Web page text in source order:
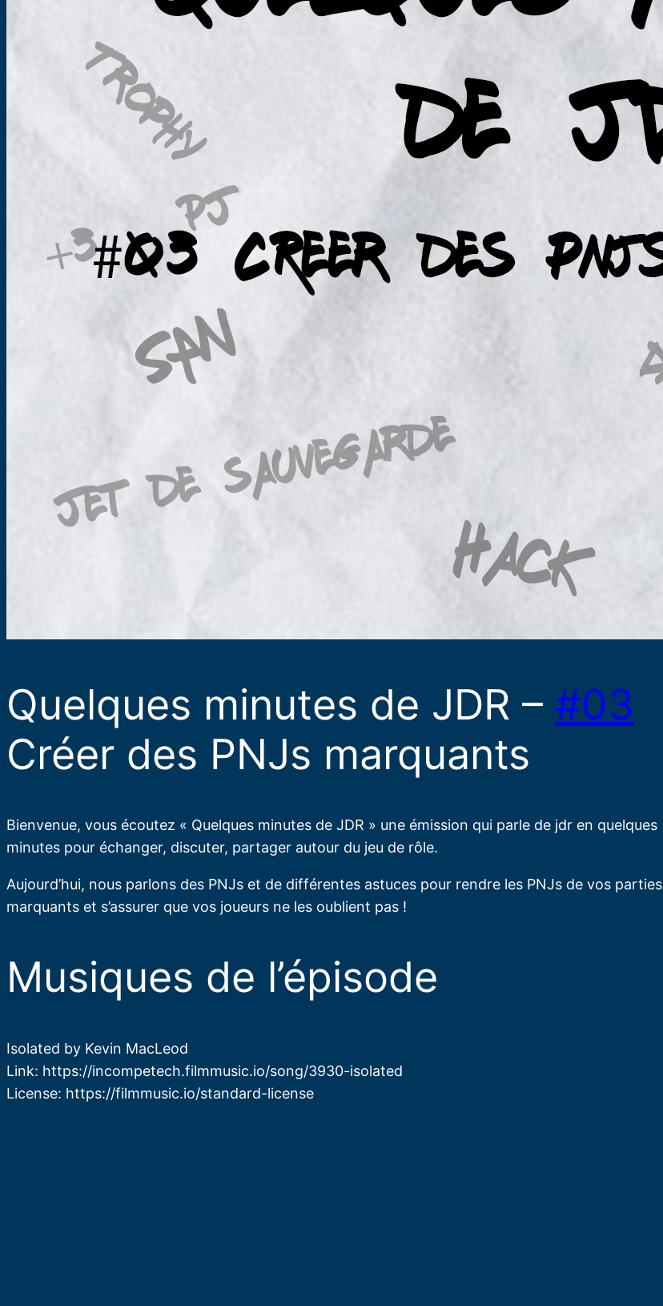
Quelques minutes de JDR – #03
Créer des PNJs marquants
Bienvenue, vous écoutez « Quelques minutes de JDR » une émission qui parle de jdr en quelques
minutes pour échanger, discuter, partager autour du jeu de rôle.
Aujourd’hui, nous parlons des PNJs et de différentes astuces pour rendre les PNJs de vos parties
marquants et s’assurer que vos joueurs ne les oublient pas !
Musiques de l’épisode​
Isolated by Kevin MacLeod
Link: https://incompetech.filmmusic.io/song/3930-isolated
License: https://filmmusic.io/standard-license